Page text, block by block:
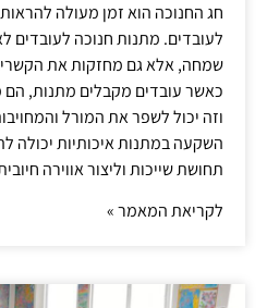
חג החנוכה הוא זמן מעולה
לעובדים. מתנות חנוכה לעובדים
שמחה, אלא גם מחזקות את
כאשר עובדים מקבלים מתנות, הם
וזה יכול לשפר את המורל
השקעה במתנות איכותיות יכולה
תחושת שייכות וליצור אווירה
לקריאת המאמר »